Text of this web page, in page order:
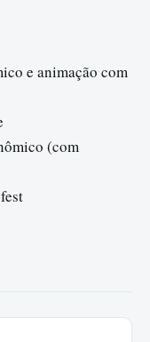
e animação com
(com